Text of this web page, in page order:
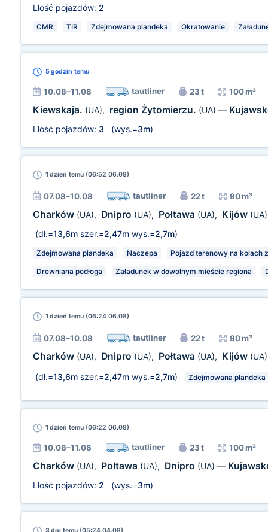
Llość pojazdów: 2
CMR TIR Zdejmowana plandeka Okratowanie
5 godzin temu
10.08–11.08 tautliner 23 t 100 m³
Kiewskaja. (UA), region Żytomierzu. (UA) —
Llość pojazdów: 3 (wys.=3m)
1 dzień temu (06:52 06.08)
07.08–10.08 tautliner 22 t 90 m³
Charków (UA), Dnipro (UA), Połtawa (UA), Kijów (UA)
(dł.=13,6m szer.=2,47m wys.=2,7m)
Zdejmowana plandeka Naczepa Pojazd terenowy na kołach
Drewniana podłoga Załadunek w dowolnym mieście regiona
1 dzień temu (06:24 06.08)
07.08–10.08 tautliner 22 t 90 m³
Charków (UA), Dnipro (UA), Połtawa (UA), Kijów (UA)
(dł.=13,6m szer.=2,47m wys.=2,7m) Zdejmowana plandeka
1 dzień temu (06:22 06.08)
10.08–11.08 tautliner 23 t 100 m³
Charków (UA), Połtawa (UA), Dnipro (UA) —
Llość pojazdów: 2 (wys.=3m)